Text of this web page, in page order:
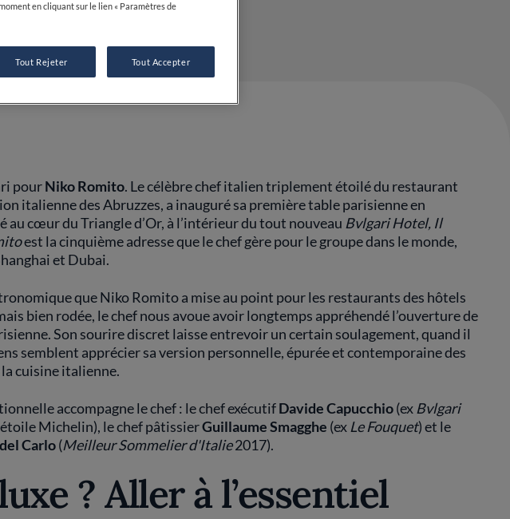
pourNiko Romito. Le célèbre chef italien triplement étoilé du restaurant
italienne des Abruzzes, a inauguré sa première table parisienne en
au cœur du Triangle d’Or, à l’intérieur du tout nouveau Bvlgari Hotel, Il
est la cinquième adresse que le chef gère pour le groupe dans le monde,
et Dubai.
que Niko Romito a mise au point pour les restaurants des hôtels
bien rodée, le chef nous avoue avoir longtemps appréhendé l’ouverture de
Son sourire discret laisse entrevoir un certain soulagement, quand il
semblent apprécier sa version personnelle, épurée et contemporaine des
cuisine italienne.
accompagne le chef : le chef exécutifDavide Capucchio(ex Bvlgari
Michelin), le chef pâtissierGuillaume Smagghe (ex Le Fouquet) et le
Carlo(Meilleur Sommelier d'Italie2017).
? Aller à l’essentiel
en cliquant sur le lien « Paramètres de
Tout Rejeter Tout Accepter